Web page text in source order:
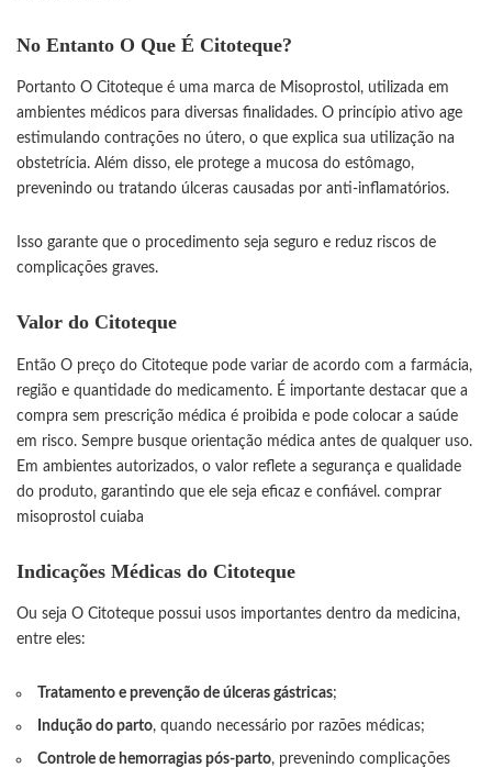
No Entanto O Que É Citoteque?
Portanto O Citoteque é uma marca de Misoprostol, utilizada em
ambientes médicos para diversas finalidades. O princípio ativo age
estimulando contrações no útero, o que explica sua utilização na
obstetrícia. Além disso, ele protege a mucosa do estômago,
prevenindo ou tratando úlceras causadas por anti-inflamatórios.
Isso garante que o procedimento seja seguro e reduz riscos de
complicações graves.
Valor do Citoteque
Então O preço do Citoteque pode variar de acordo com a farmácia,
região e quantidade do medicamento. É importante destacar que a
compra sem prescrição médica é proibida e pode colocar a saúde
em risco. Sempre busque orientação médica antes de qualquer uso.
Em ambientes autorizados, o valor reflete a segurança e qualidade
do produto, garantindo que ele seja eficaz e confiável. comprar
misoprostol cuiaba
Indicações Médicas do Citoteque
Ou seja O Citoteque possui usos importantes dentro da medicina,
entre eles:
Tratamento e prevenção de úlceras gástricas;
Indução do parto, quando necessário por razões médicas;
Controle de hemorragias pós-parto, prevenindo complicações